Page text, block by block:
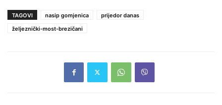
TAGOVI nasip gomjenica
prijedor danas
željeznički-most-brezičani